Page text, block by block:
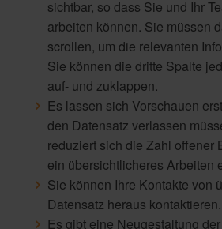
sichtbar, so dass Sie und Ihr
arbeiten können. Sie müssen
scrollen, um die relevanten
Sie können die dritte Spalte
auf- und zuklappen.
Es lassen sich Vorschauen
den Datensatz verlassen
reduziert sich die Zahl offener
ein übersichtlicheres Arbeiten
Sie können Ihre Kontakte von
Datensatz heraus kontaktieren.
Es gibt eine Neugestaltung